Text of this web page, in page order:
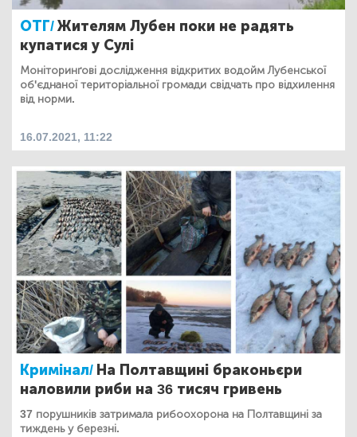
ОТГ/Жителям Лубен поки не радять
купатися у Сулі
Моніторинґові дослідження відкритих водойм Лубенської
об'єднаної територіальної громади свідчать про відхилення
від норми.
16.07.2021, 11:22
Кримінал/ На Полтавщині браконьєри
наловили риби на 36 тисяч гривень
37 порушників затримала рибоохорона на Полтавщині за
тиждень у березні.